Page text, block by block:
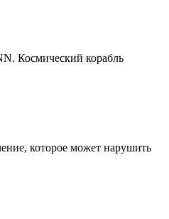
Космический корабль
которое может нарушить